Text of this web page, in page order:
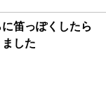
笛っぽくしたら
した